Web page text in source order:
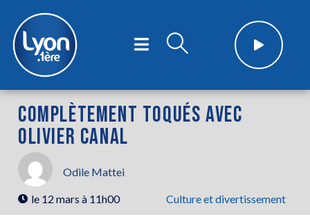
COMPLÈTEMENT TOQUÉS AVEC
OLIVIER CANAL
Odile Mattei
le 12 mars à 11h00 Culture et divertissement